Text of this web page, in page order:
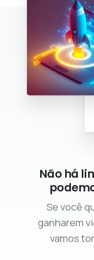
Não há
Se você
ganharem
vamos